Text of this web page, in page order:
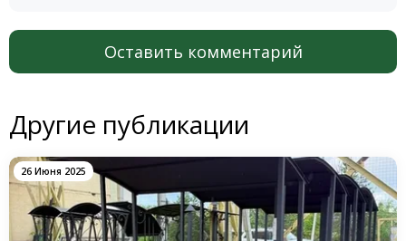
Оставить комментарий
Другие публикации
26 Июня 2025